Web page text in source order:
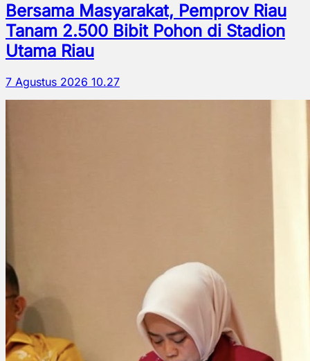
Bersama Masyarakat, Pemprov Riau
Tanam 2.500 Bibit Pohon di Stadion
Utama Riau
7 Agustus 2026 10.27